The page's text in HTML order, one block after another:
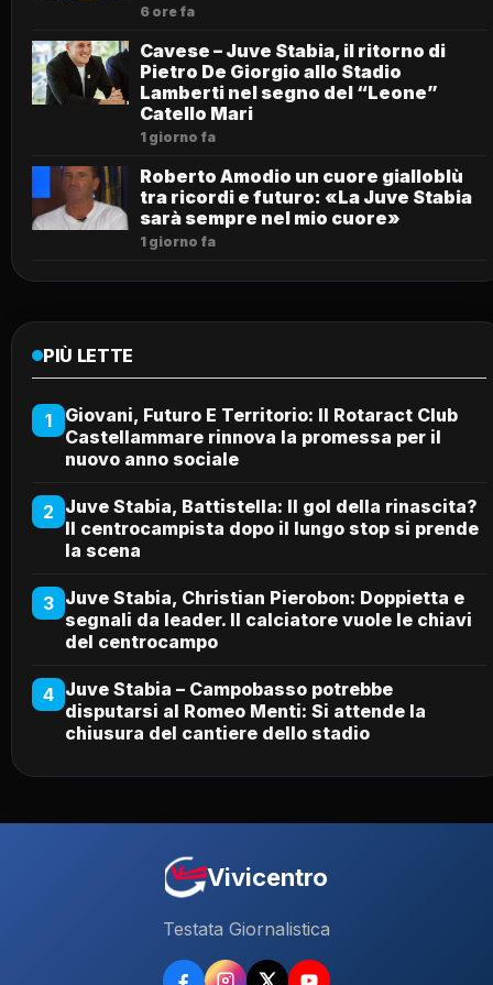
6 ore fa
Cavese – Juve Stabia, il ritorno di
Pietro De Giorgio allo Stadio
Lamberti nel segno del “Leone”
Catello Mari
1 giorno fa
Roberto Amodio un cuore gialloblù
tra ricordi e futuro: «La Juve Stabia
sarà sempre nel mio cuore»
1 giorno fa
PIÙ LETTE
1
Giovani, Futuro E Territorio: Il Rotaract Club
Castellammare rinnova la promessa per il
nuovo anno sociale
2 Juve Stabia, Battistella: Il gol della rinascita?
Il centrocampista dopo il lungo stop si prende
la scena
3 Juve Stabia, Christian Pierobon: Doppietta e
segnali da leader. Il calciatore vuole le chiavi
del centrocampo
4 Juve Stabia – Campobasso potrebbe
disputarsi al Romeo Menti: Si attende la
chiusura del cantiere dello stadio
Vivicentro
Testata Giornalistica